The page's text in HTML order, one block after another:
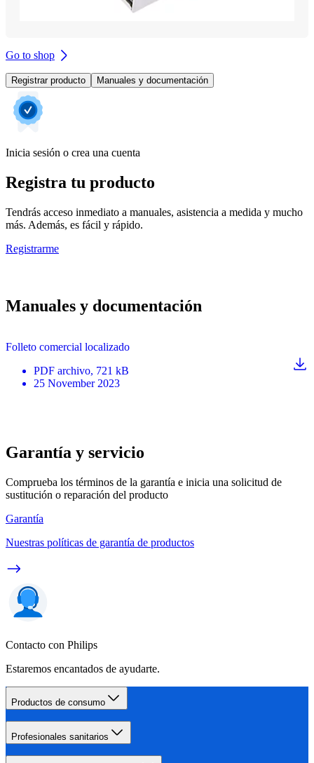
Go to shop
Registrar producto Manuales y documentación
Inicia sesión o crea una cuenta
Registra tu producto
Tendrás acceso inmediato a manuales, asistencia a medida y mucho
más. Además, es fácil y rápido.
Registrarme
Manuales y documentación
Folleto comercial localizado
PDF archivo, 721 kB
25 November 2023
Garantía y servicio
Comprueba los términos de la garantía e inicia una solicitud de
sustitución o reparación del producto
Garantía
Nuestras políticas de garantía de productos
Contacto con Philips
Estaremos encantados de ayudarte.
Productos de consumo
Profesionales sanitarios